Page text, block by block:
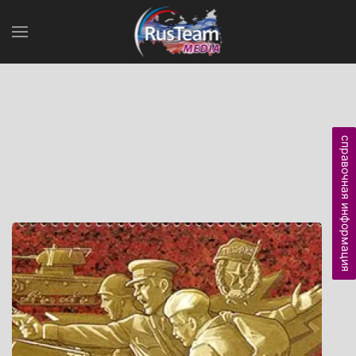
справочная информация